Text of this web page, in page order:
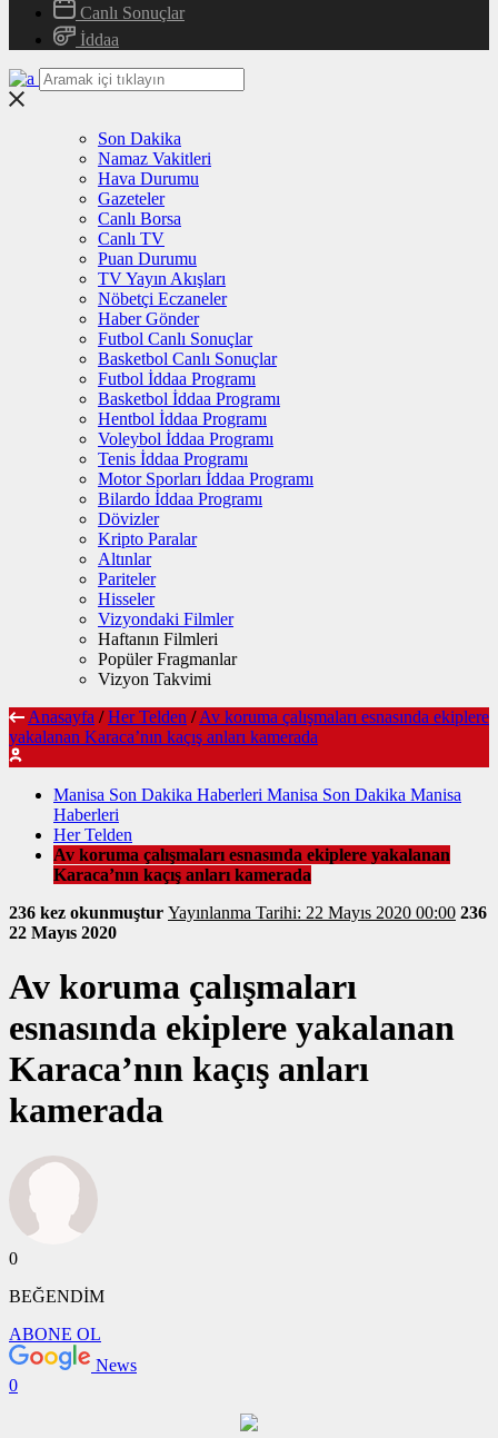
Canlı Sonuçlar
İddaa
Son Dakika
Namaz Vakitleri
Hava Durumu
Gazeteler
Canlı Borsa
Canlı TV
Puan Durumu
TV Yayın Akışları
Nöbetçi Eczaneler
Haber Gönder
Futbol Canlı Sonuçlar
Basketbol Canlı Sonuçlar
Futbol İddaa Programı
Basketbol İddaa Programı
Hentbol İddaa Programı
Voleybol İddaa Programı
Tenis İddaa Programı
Motor Sporları İddaa Programı
Bilardo İddaa Programı
Dövizler
Kripto Paralar
Altınlar
Pariteler
Hisseler
Vizyondaki Filmler
Haftanın Filmleri
Popüler Fragmanlar
Vizyon Takvimi
Anasayfa / Her Telden / Av koruma çalışmaları esnasında ekiplere
yakalanan Karaca’nın kaçış anları kamerada
Manisa Son Dakika Haberleri Manisa Son Dakika Manisa
Haberleri
Her Telden
Av koruma çalışmaları esnasında ekiplere yakalanan
Karaca’nın kaçış anları kamerada
236 kez okunmuştur Yayınlanma Tarihi: 22 Mayıs 2020 00:00 236
22 Mayıs 2020
Av koruma çalışmaları
esnasında ekiplere yakalanan
Karaca’nın kaçış anları
kamerada
0
BEĞENDİM
ABONE OL
News
0